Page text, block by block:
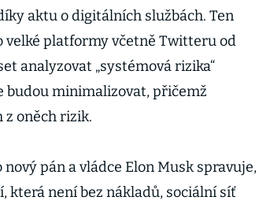
aktu o digitálních službách. Ten
velké platformy včetně Twitteru od
analyzovat „systémová rizika“
budou minimalizovat, přičemž
oněch rizik.
pán a vládce Elon Musk spravuje,
která není bez nákladů, sociální síť